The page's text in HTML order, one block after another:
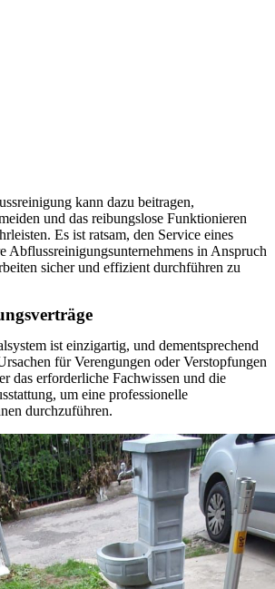
kann dazu beitragen,
und das reibungslose Funktionieren
Es ist ratsam, den Service eines
Abflussreinigungsunternehmens in Anspruch
sicher und effizient durchführen zu
ist einzigartig, und dementsprechend
für Verengungen oder Verstopfungen
das erforderliche Fachwissen und die
um eine professionelle
durchzuführen.